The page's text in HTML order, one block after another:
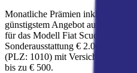
Monatliche Prämien inkl.
günstigstem Angebot auf
für das Modell Fiat Scudo Kombi
Sonderausstattung € 2.000
(PLZ: 1010) mit
bis zu € 500.